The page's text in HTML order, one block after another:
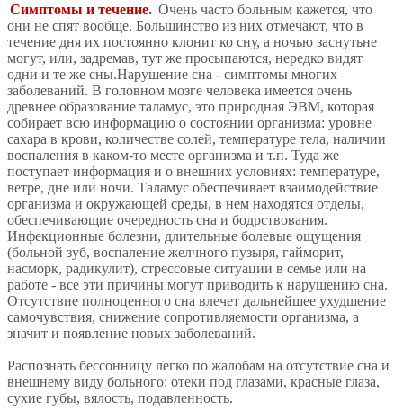
Симптомы и течение. Очень часто больным кажется, что
они не спят вообще. Большинство из них отмечают, что в
течение дня их постоянно клонит ко сну, а ночью заснутьне
могут, или, задремав, тут же просыпаются, нередко видят
одни и те же сны.Нарушение сна - симптомы многих
заболеваний. В головном мозге человека имеется очень
древнее образование таламус, это природная ЭВМ, которая
собирает всю информацию о состоянии организма: уровне
сахара в крови, количестве солей, температуре тела, наличии
воспаления в каком-то месте организма и т.п. Туда же
поступает информация и о внешних условиях: температуре,
ветре, дне или ночи. Таламус обеспечивает взаимодействие
организма и окружающей среды, в нем находятся отделы,
обеспечивающие очередность сна и бодрствования.
Инфекционные болезни, длительные болевые ощущения
(больной зуб, воспаление желчного пузыря, гайморит,
насморк, радикулит), стрессовые ситуации в семье или на
работе - все эти причины могут приводить к нарушению сна.
Отсутствие полноценного сна влечет дальнейшее ухудшение
самочувствия, снижение сопротивляемости организма, а
значит и появление новых заболеваний.
Распознать бессонницу легко по жалобам на отсутствие сна и
внешнему виду больного: отеки под глазами, красные глаза,
сухие губы, вялость, подавленность.